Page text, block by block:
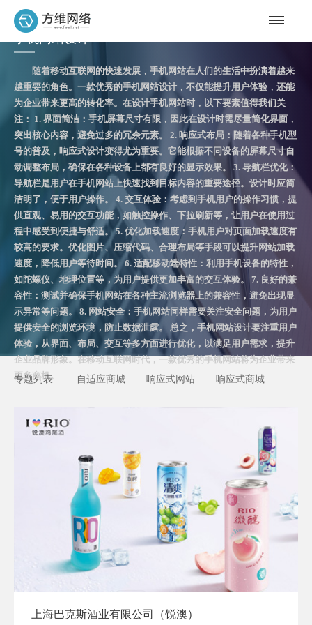
随着移动互联网的快速发展，手机网站在人们的生活中扮演着越来
越重要的角色。一款优秀的手机网站设计，不仅能提升用户体验，还能
为企业带来更高的转化率。在设计手机网站时，以下要素值得我们关
注： 1. 界面简洁：手机屏幕尺寸有限，因此在设计时需尽量简化界面，
突出核心内容，避免过多的冗余元素。 2. 响应式布局：随着各种手机型
号的普及，响应式设计变得尤为重要。它能根据不同设备的屏幕尺寸自
动调整布局，确保在各种设备上都有良好的显示效果。 3. 导航栏优化：
导航栏是用户在手机网站上快速找到目标内容的重要途径。设计时应简
洁明了，便于用户操作。 4. 交互体验：考虑到手机用户的操作习惯，提
供直观、易用的交互功能，如触控操作、下拉刷新等，让用户在使用过
程中感受到便捷与舒适。 5. 优化加载速度：手机用户对页面加载速度有
较高的要求。优化图片、压缩代码、合理布局等手段可以提升网站加载
速度，降低用户等待时间。 6. 适配移动端特性：利用手机设备的特性，
如陀螺仪、地理位置等，为用户提供更加丰富的交互体验。 7. 良好的兼
容性：测试并确保手机网站在各种主流浏览器上的兼容性，避免出现显
示异常等问题。 8. 网站安全：手机网站同样需要关注安全问题，为用户
提供安全的浏览环境，防止数据泄露。 总之，手机网站设计要注重用户
体验，从界面、布局、交互等多方面进行优化，以满足用户需求，提升
企业品牌形象。在移动互联网时代，一款优秀的手机网站将为企业带来
更多商机。
专题列表 自适应商城 响应式网站 响应式商城
上海巴克斯酒业有限公司（锐澳）